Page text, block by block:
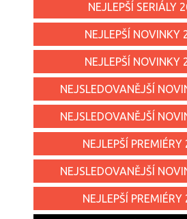
NEJLEPŠÍ SERIÁLY
NEJLEPŠÍ NOVINKY
NEJLEPŠÍ NOVINKY
NEJSLEDOVANĚJŠÍ
NEJSLEDOVANĚJŠÍ
NEJLEPŠÍ
NEJSLEDOVANĚJŠÍ
NEJLEPŠÍ PREMIÉRY